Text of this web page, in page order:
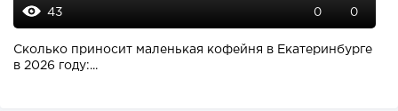
43 0 0
Сколько приносит маленькая кофейня в Екатеринбурге
в 2026 году:...